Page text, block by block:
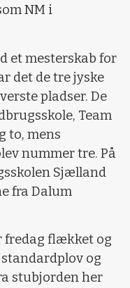
NM i
et mesterskab for
det de tre jyske
pladser. De
Team
to, mens
nummer tre. På
Sjælland
fra Dalum
fredag flækket og
og
stubjorden her